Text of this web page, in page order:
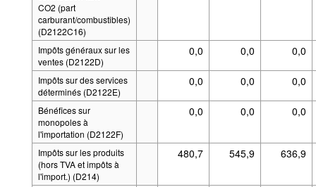
CO2 (part
carburant/combustibles)
(D2122C16)
Impôts généraux sur les
ventes (D2122D)
0,0 0,0 0,0
Impôts sur des services
déterminés (D2122E)
0,0 0,0 0,0
Bénéfices sur
monopoles à
l'importation (D2122F)
0,0 0,0 0,0
Impôts sur les produits
(hors TVA et impôts à
l'import.) (D214)
480,7 545,9 636,9